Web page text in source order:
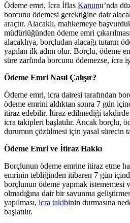
Ödeme emri, İcra İflas Kanunu’nda
borcunu ödemesi gerektiğine dair
araçtır. Alacaklı, mahkemeye
müdürlüğünden ödeme emri
alacaklıya, borçludan alacağı tutarın
yapılan ilk adım olur. Borçlu, ödeme
süre zarfında borcunu ödemezse, icra
Ödeme Emri Nasıl Çalışır?
Ödeme emri, icra dairesi tarafından
ödeme emrini aldıktan sonra 7 gün
itiraz edebilir. İtiraz edilmediği
icra takipleri başlatılır. Ancak borçlu,
durumun çözülmesi için yasal sürecin
Ödeme Emri ve İtiraz Hakkı
Borçlunun ödeme emrine itiraz etme
emrinin tebliğinden itibaren 7 gün
borçlunun ödeme yapmak istememesi
olmadığına dair bir savunma
yapılması, icra takibinin durmasına
başlatılır.